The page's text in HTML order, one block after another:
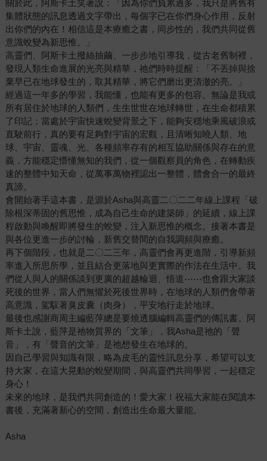
關於此，阿斯卡土笑著說：「因為你們負累過多，我只是將舊有
集體狀態的訊息透過文字帶出，每個字已在你們身心作用，反射
出你們的內在！相信這是本療癒之書，同步性的，我們共同從舊
意識蛻變為新思惟。」
高靈們、阿斯卡土撥絲抽繭、一步步地引導我，從古老舊制裡，
發現人類生命進展的光亮與精華，祂們時時提醒：「不丟掉與捨
棄早已在地球發生的，取其精華，將它們磨出更清澈的亮。」
經過這一年多的學習，我能懂，也能有更多的包容。無論是我或
所有居住於地球的人類們，生生世世在地球轉世，在生命都積累
了印記；當處於宇宙快速蛻變背景之下，能夠安穩地乘風破浪或
直駛前行，真的要有足夠對宇宙的宏觀，且清晰知曉人類、地
球、宇宙、靈魂、光、各種頻率存有的相互協助關係與存在的意
義，方能穩定懵懂無知的我們，從一個觀察員的角色，在轉動疾
速的整體中知天命，從萬事萬物裡認出一整體，體會合一的最終
真諦。
會開始著手這本書，是源於Asha與高靈二〇二二年線上課程「破
除根深蒂固的舊思惟，成為自己生命的建築師」的延續，線上課
程啟動與喚醒即將發生的蛻變，注入新思惟的概念。接著本書是
與各位更進一步的討輪，新舊交替間的自我調頻與療癒。
再下個階段，也就是二〇二三年，高靈們會再更進階，引導新頻
率進入所思所學，並且結合更落地與更實際的作法在生活中。我
們從人與人的關係談到更廣的超越輪迴、悟道⋯⋯也會跟大家談
死後的世界，當人們無懼於死後世界時，在地球的人類們會帶著
高意識，駕馭著臭皮囊（肉身），平安地行走於地球。
最後也感謝商周主編藍萍總是要燒透腦編輯高靈們的傳訊書。阿
斯卡土說，藍萍是祂物質界的「文筆」，我Asha是祂的「聲
音」，有「聲音的文筆」是祂想發生在地球的。
因自己學習與知識有限，略為皮毛的靈性訊息分享，希望可以支
持大家，在這大晃動的蛻變期間，與高靈們共同學習，一起穩定
身心！
未來的地球，是我們共同創造的！愛大家！祝福大家能在閱讀本
書後，充滿著新心的空間，創造出生命最大量能。
Asha